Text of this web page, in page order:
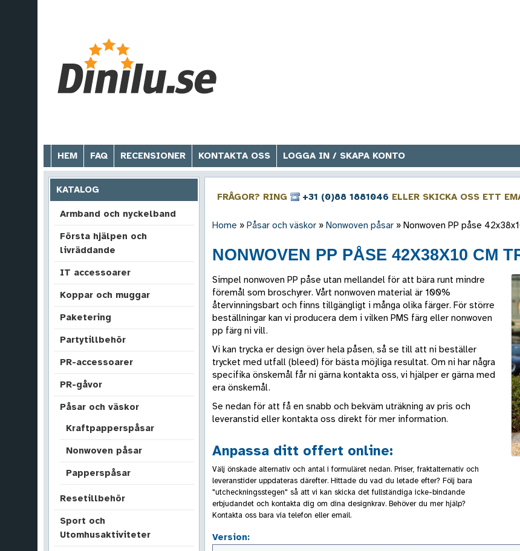
HEM FAQ RECENSIONER KONTAKTA OSS LOGGA IN / SKAPA KONTO
KATALOG
Armband och nyckelband
Första hjälpen och
livräddande
IT accessoarer
Koppar och muggar
Paketering
Partytillbehör
PR-accessoarer
PR-gåvor
Påsar och väskor
Kraftpapperspåsar
Nonwoven påsar
Papperspåsar
Resetillbehör
Sport och
Utomhusaktiviteter
FRÅGOR? RING +31 (0)88 1881046 ELLER SKICKA OSS ETT
Home » Påsar och väskor » Nonwoven påsar » Nonwoven PP påse
NONWOVEN PP PÅSE 42X38X10 CM
Simpel nonwoven PP påse utan mellandel för att bära runt mindre
föremål som broschyrer. Vårt nonwoven material är 100%
återvinningsbart och finns tillgängligt i många olika färger. För större
beställningar kan vi producera dem i vilken PMS färg eller nonwoven
pp färg ni vill.
Vi kan trycka er design över hela påsen, så se till att ni beställer
trycket med utfall (bleed) för bästa möjliga resultat. Om ni har några
specifika önskemål får ni gärna kontakta oss, vi hjälper er gärna med
era önskemål.
Se nedan för att få en snabb och bekväm uträkning av pris och
leveranstid eller kontakta oss direkt för mer information.
Anpassa ditt offert online:
Välj önskade alternativ och antal i formuläret nedan. Priser, fraktalternativ och
leveranstider uppdateras därefter. Hittade du vad du letade efter? Följ bara
"utcheckningsstegen" så att vi kan skicka det fullständiga icke-bindande
erbjudandet och kontakta dig om dina designkrav. Behöver du mer hjälp?
Kontakta oss bara via telefon eller email.
Version: